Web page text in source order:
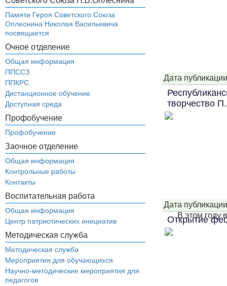
Памяти Героя Советского Союза
Оплеснина Николая Васильевича
посвящается
Очное отделение
Общая информация
ППССЗ
ППКРС
Дистанционное обучение
Доступная среда
Профобучение
Профобучение
Заочное отделение
Общая информация
Контрольные работы
Контакты
Воспитательная работа
Общая информация
Центр патриотических инициатив
Методическая служба
Методическая служба
Мероприятия для обучающихся
Научно-методические мероприятия для
педагогов
Дата
творчество
В этом году
Дата
Открытие